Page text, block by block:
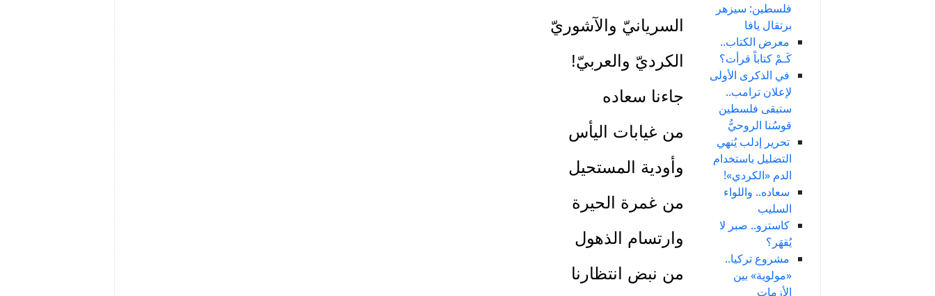
فلسطين: سيزهر
برتقال يافا
معرض الكتاب..
كَـمْ كتاباً قرأت؟
في الذكرى الأولى
لإعلان ترامب..
ستبقى فلسطين
قوسُنا الروحيُّ
تحرير إدلب يُنهي
التضليل باستخدام
الدم «الكردي»!
سعاده.. واللواء
السليب
كاسترو.. صبر لا
يُقهَر؟
مشروع تركيا..
«مولوية» بين
الأزمات
السريانيّ والآشوريّ
الكرديّ والعربيّ!
جاءنا سعاده
من غيابات اليأس
وأودية المستحيل
من غمرة الحيرة
وارتسام الذهول
من نبض انتظارنا